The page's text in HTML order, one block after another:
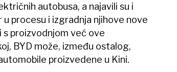
autobusa, a najavili su i
procesu i izgradnja njihove nove
proizvodnjom već ove
BYD može, između ostalog,
proizvedene u Kini.